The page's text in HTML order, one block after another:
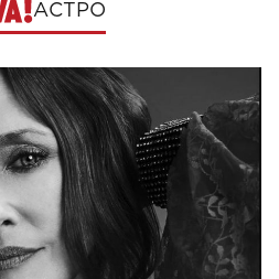
АСТРО